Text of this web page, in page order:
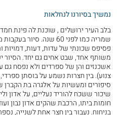
נמשיך בסיורנו לנחלאות
בלב העיר ירושלים , שוכנת לה פינת
שמריה כמו לפני 60 שנה.
פסיפס שכונתי של עדות, דעות, דמויות
משותף אחד, שבט אחים גם יחד. הסיור
אשכנזים והן של ספרדים ולא נפסח גם
צנוע). בין חצרות נשמע על בוסתן
סיפורים ומעשיות על אלגרה בת
שיכור ששכח להוריד נעליים, על אדון
חומות ביתו, הרכבת שהקים אדון נבון
בניחוח. נעבור בין חצר אחת לשנייה,